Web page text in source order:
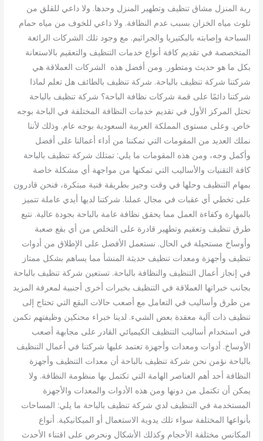
ربة المنزل مشاق تنظيف وتطهير المنزل وحدها. ولا داعي للقلق من
تلوث مياه الخزان بسبب عدم النظافة. ولا داعي للخوف من مياه حمام
السباحة وإصابته بالبكتيريا والجراثيم. مع وجود تلك الشركات الرائعة
المتخصصة في تقديم كافة أنواع خدمات التنظيف والتعقيم بالاستعانة
بكل ما هو حديث ومتطور. ومن أفضل هذه الشركات العملاقة هي
شركتنا شركة تنظيف بالباحة. شركة تنظيف بالطائف هل تعلم لماذا
شركتنا دائمًا على قمة شركات نظافة الباحة؟ شركة تنظيف بالباحة
تحتل المركز الأول في تقديم خدمات النظافة المختلفة في الباحة بوجه
خاص. وعلى مستوى المملكة العربية السعودية بوجه عام. وذلك لأننا
نملك العديد من المقومات التي تمكننا من أداء أعمالنا على أفضل
وأكمل وجه، ومن هذه المقومات ما يلي: تمتلك شركة تنظيف بالباحة
كافة التقنيات والأساليب التي تمكنها من مواجهة أي مشكلة خاصة
بمهام التنظيف وحلها في وقت وجيز بطريقة فنية مبتكرة، فنحن قادرون
على تخطي أي عقبات في مجال عملنا. شركتنا لديها أيدي عاملة تتميز
بالمهارة وكفاءة العمل مما يحقق نظافة عامة بالباحة بجودة عالية. نتبع
طرق تنظيف وتعقيم وتطهير قادرة على التخلص من أي بقع صعبة
وأوساخ مستحيلة في الحال. نستعمل الأفضل على الإطلاق من أدوات
تنظيف وأجهزة ومعدات تنظيف حديثة المنشأ مما يساهم بشكل ممتاز
في إنجاز أعمال التنظيف والنظافة بالباحة. تستعين شركة تنظيف بالباحة
بجانب خبراتها العملاقة في التنظيف بخبرات أخرى أجنبية لمعرفة المزيد
من طرق وأساليب في التعامل مع أصعب حالات البقع التي تحتاج إلى
تنظيف ذات آلية معقدة بعض الشيء. لدينا خبراء محنكين وظيفتهم تكمن
في استخدام أساليب التنظيف الكيميائي القادر على مجابهة أصعب
الأوساخ. أدوات ومعدات وأجهزة تعتمد عليها شركتنا في أعمال التنظيف
بالباحة نؤمن نحن شركة تنظيف بالباحة أن معدات التنظيف وأجهزة
النظافة أحد أهم العناصر الهامة التي تكتمل بها منظومة النظافة. ولا
يمكن أن تكتمل من دونها ومن هذه الأدوات والمعدات والأجهزة
المستخدمة في التنظيف لدي شركة تنظيف بالباحة ما يلي: المساحات
بأنواعها المختلفة سواء تلك يدوية الاستعمال أو الميكانيكية. أنواع
المكانس مختلفة الأحجام وكذلك الأشكال ونحرص على اقتناء الأحدث